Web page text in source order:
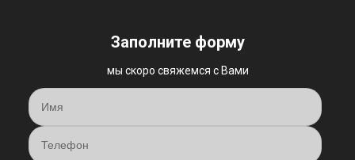
Заполните форму
мы скоро свяжемся с Вами